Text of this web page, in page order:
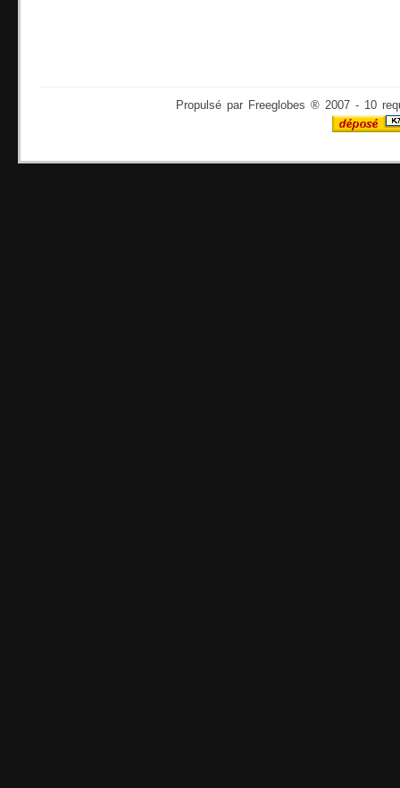
Propulsé par Freeglobes ® 2007 - 10